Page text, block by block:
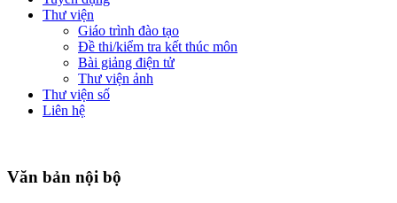
Thư viện
Giáo trình đào tạo
Đề thi/kiểm tra kết thúc môn
Bài giảng điện tử
Thư viện ảnh
Thư viện số
Liên hệ
Văn bản nội bộ